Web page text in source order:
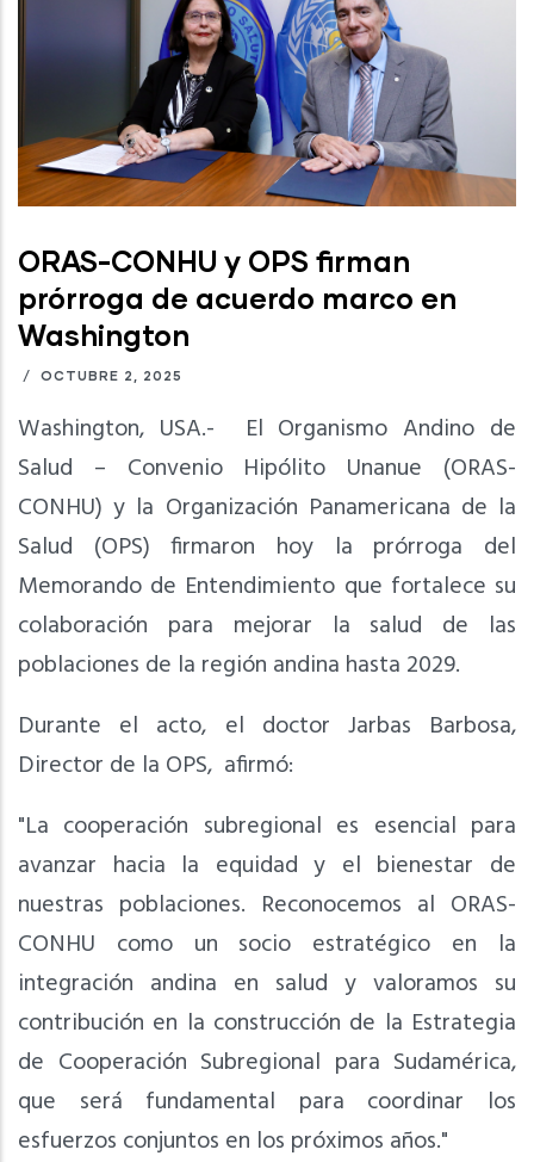
ORAS-CONHU y OPS firman
prórroga de acuerdo marco en
Washington
/ OCTUBRE 2, 2025
Washington, USA.- El Organismo Andino de
Salud – Convenio Hipólito Unanue (ORAS-
CONHU) y la Organización Panamericana de la
Salud (OPS) firmaron hoy la prórroga del
Memorando de Entendimiento que fortalece su
colaboración para mejorar la salud de las
poblaciones de la región andina hasta 2029.
Durante el acto, el doctor Jarbas Barbosa,
Director de la OPS, afirmó:
"La cooperación subregional es esencial para
avanzar hacia la equidad y el bienestar de
nuestras poblaciones. Reconocemos al ORAS-
CONHU como un socio estratégico en la
integración andina en salud y valoramos su
contribución en la construcción de la Estrategia
de Cooperación Subregional para Sudamérica,
que será fundamental para coordinar los
esfuerzos conjuntos en los próximos años."